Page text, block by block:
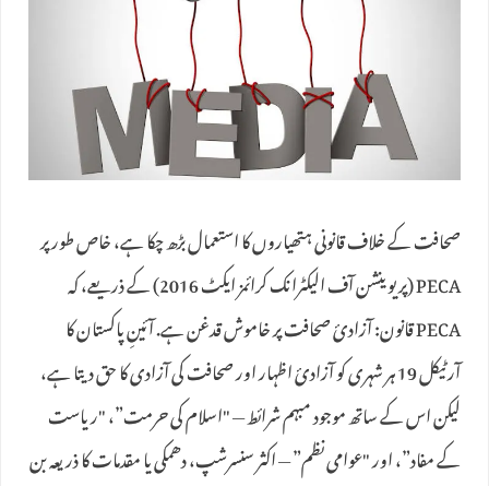
صحافت کے خلاف قانونی ہتھیاروں کا استعمال بڑھ چکا ہے، خاص طور پر
PECA (پریوینشن آف الیکٹرانک کرائمز ایکٹ 2016) کے ذریعے، کہ
PECA قانون: آزادیٔ صحافت پر خاموش قدغن ہے. آئینِ پاکستان کا
آرٹیکل 19 ہر شہری کو آزادیٔ اظہار اور صحافت کی آزادی کا حق دیتا ہے،
لیکن اس کے ساتھ موجود مبہم شرائط — "اسلام کی حرمت”، "ریاست
کے مفاد”، اور "عوامی نظم” — اکثر سنسرشپ، دھمکی یا مقدمات کا ذریعہ بن